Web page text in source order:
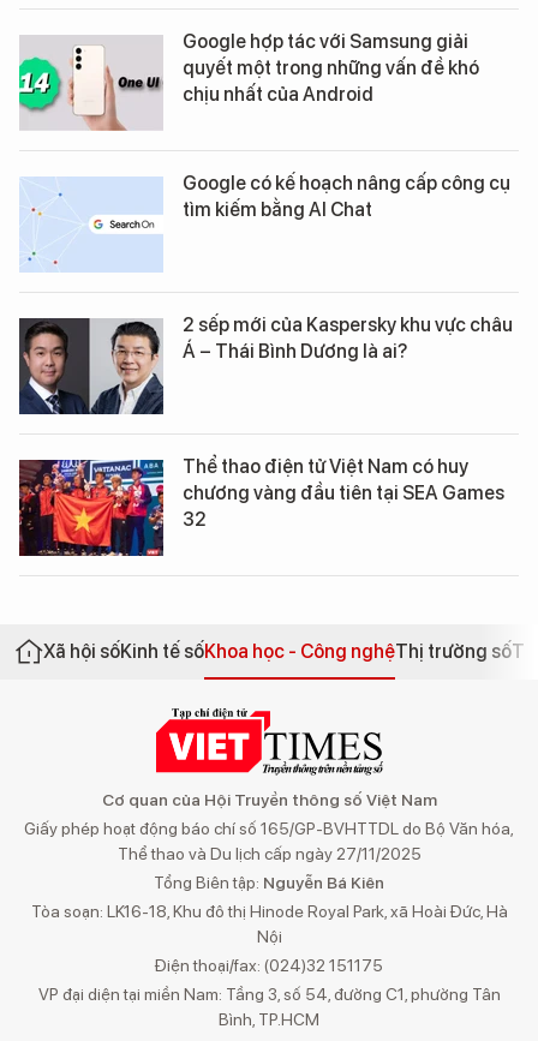
Google hợp tác với Samsung giải
quyết một trong những vấn đề khó
chịu nhất của Android
Google có kế hoạch nâng cấp công cụ
tìm kiếm bằng AI Chat
2 sếp mới của Kaspersky khu vực châu
Á – Thái Bình Dương là ai?
Thể thao điện tử Việt Nam có huy
chương vàng đầu tiên tại SEA Games
32
Xã hội sốKinh tế sốKhoa học - Công nghệThị trường số
Cơ quan của Hội Truyền thông số Việt Nam
Giấy phép hoạt động báo chí số 165/GP-BVHTTDL do Bộ Văn hóa,
Thể thao và Du lịch cấp ngày 27/11/2025
Tổng Biên tập: Nguyễn Bá Kiên
Tòa soạn: LK16-18, Khu đô thị Hinode Royal Park, xã Hoài Đức, Hà
Nội
Điện thoại/fax: (024)32 151175
VP đại diện tại miền Nam: Tầng 3, số 54, đường C1, phường Tân
Bình, TP.HCM